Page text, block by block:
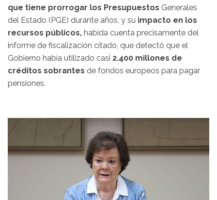
que tiene prorrogar los Presupuestos Generales
del Estado (PGE) durante años, y su impacto en los
recursos públicos, habida cuenta precisamente del
informe de fiscalización citado, que detectó que el
Gobierno había utilizado casi 2.400 millones de
créditos sobrantes de fondos europeos para pagar
pensiones.